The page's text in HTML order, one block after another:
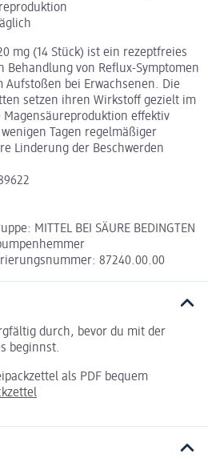
mg (14 Stück) ist ein rezeptfreies
von Reflux-Symptomen
Aufstoßen bei Erwachsenen. Die
setzen ihren Wirkstoff gezielt im
effektiv
Tagen regelmäßiger
Linderung der Beschwerden
MITTEL BEI SÄURE BEDINGTEN
87240.00.00
durch, bevor du mit der
beginnst.
als PDF bequem